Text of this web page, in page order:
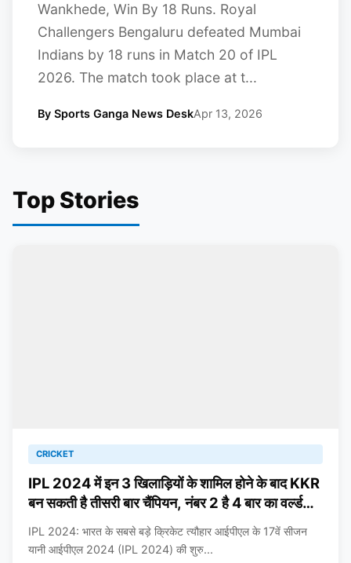
Wankhede, Win By 18 Runs. Royal
Challengers Bengaluru defeated Mumbai
Indians by 18 runs in Match 20 of IPL
2026. The match took place at t...
By Sports Ganga News DeskApr 13, 2026
Top Stories
CRICKET
IPL 2024 में इन 3 खिलाड़ियों के शामिल होने के बाद KKR
बन सकती है तीसरी बार चैंपियन, नंबर 2 है 4 बार का वर्ल्ड
IPL 2024: भारत के सबसे बड़े क्रिकेट त्यौहार आईपीएल के 17वें सीजन
यानी आईपीएल 2024 (IPL 2024) की शुरु...